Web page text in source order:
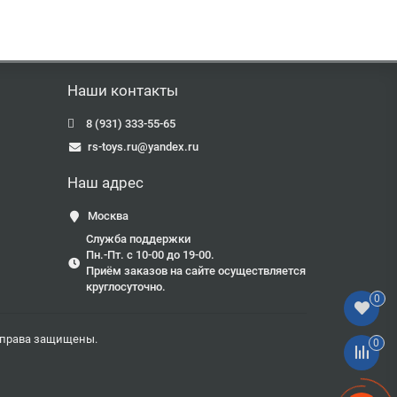
Наши контакты
8 (931) 333-55-65
rs-toys.ru@yandex.ru
Наш адрес
Москва
Служба поддержки
Пн.-Пт. с 10-00 до 19-00.
Приём заказов на сайте осуществляется
круглосуточно.
права защищены.
0
0